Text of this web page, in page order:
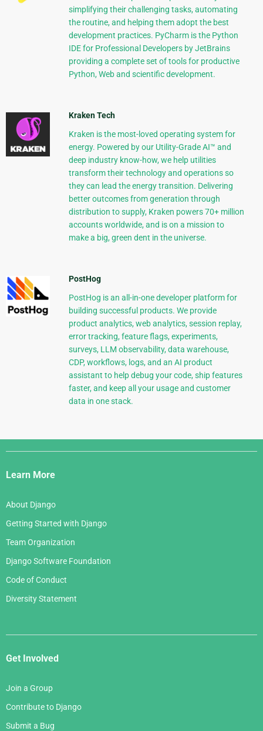
simplifying their challenging tasks, automating
the routine, and helping them adopt the best
development practices. PyCharm is the Python
IDE for Professional Developers by JetBrains
providing a complete set of tools for productive
Python, Web and scientific development.
Kraken Tech
Kraken is the most-loved operating system for
energy. Powered by our Utility-Grade AI™ and
deep industry know-how, we help utilities
transform their technology and operations so
they can lead the energy transition. Delivering
better outcomes from generation through
distribution to supply, Kraken powers 70+ million
accounts worldwide, and is on a mission to
make a big, green dent in the universe.
PostHog
PostHog is an all-in-one developer platform for
building successful products. We provide
product analytics, web analytics, session replay,
error tracking, feature flags, experiments,
surveys, LLM observability, data warehouse,
CDP, workflows, logs, and an AI product
assistant to help debug your code, ship features
faster, and keep all your usage and customer
data in one stack.
Django
Links
Learn More
About Django
Getting Started with Django
Team Organization
Django Software Foundation
Code of Conduct
Diversity Statement
Get Involved
Join a Group
Contribute to Django
Submit a Bug